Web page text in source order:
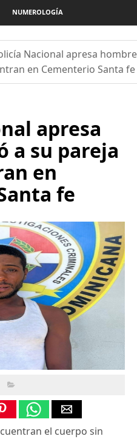
NUMEROLOGÍA
Nacional apresa hombre
en Cementerio Santa fe
apresa
a su pareja
en
fe
el cuerpo sin